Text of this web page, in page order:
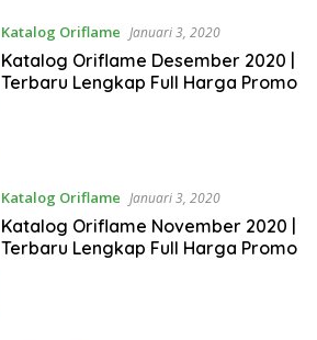
Katalog Oriflame Januari 3, 2020
Katalog Oriflame Desember 2020 |
Terbaru Lengkap Full Harga Promo
Katalog Oriflame Januari 3, 2020
Katalog Oriflame November 2020 |
Terbaru Lengkap Full Harga Promo